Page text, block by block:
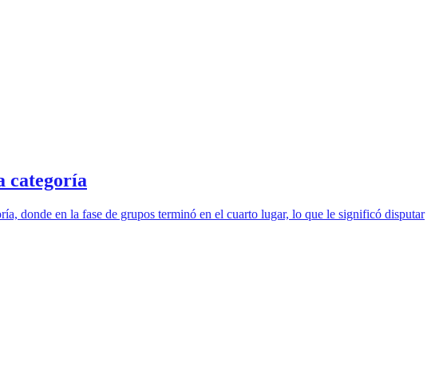
categoría
donde en la fase de grupos terminó en el cuarto lugar, lo que le significó disputar